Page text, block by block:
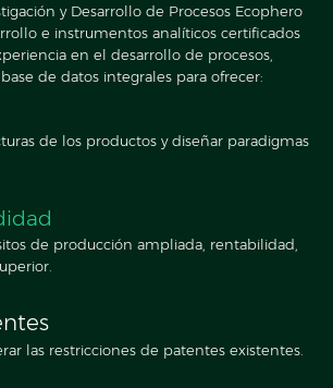
y Desarrollo de Procesos Ecophero
e instrumentos analíticos certificados
en el desarrollo de procesos,
de datos integrales para ofrecer:
de los productos y diseñar paradigmas
de producción ampliada, rentabilidad,
las restricciones de patentes existentes.